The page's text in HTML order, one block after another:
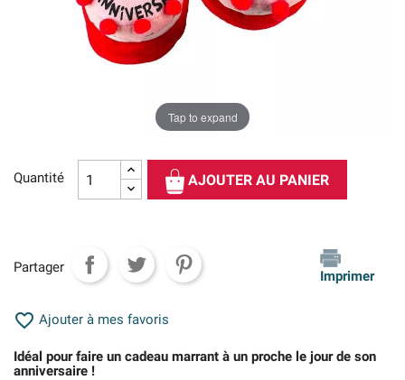
Tap to expand
Quantité AJOUTER AU PANIER
Partager
Imprimer
 Ajouter à mes favoris
Idéal pour faire un cadeau marrant à un proche le jour de son
anniversaire !